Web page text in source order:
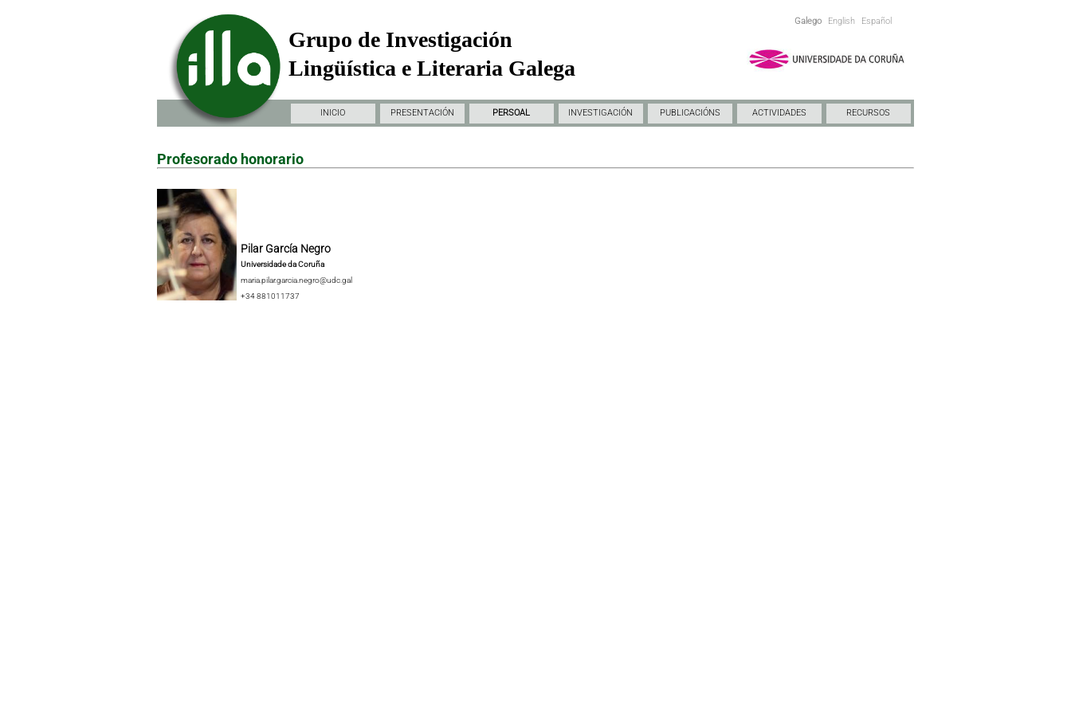
Galego English Español
Grupo de Investigación
Lingüística e Literaria Galega
INICIO PRESENTACIÓN PERSOAL INVESTIGACIÓN PUBLICACIÓNS ACTIVIDADES RECURSOS
Profesorado honorario
Pilar García Negro
Universidade da Coruña
maria.pilar.garcia.negro@udc.gal
+34 881011737